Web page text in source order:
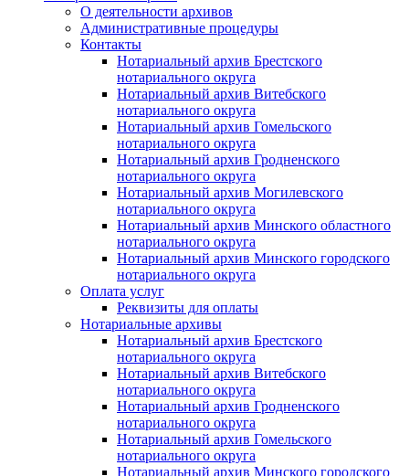
О деятельности архивов
Административные процедуры
Контакты
Нотариальный архив Брестского
нотариального округа
Нотариальный архив Витебского
нотариального округа
Нотариальный архив Гомельского
нотариального округа
Нотариальный архив Гродненского
нотариального округа
Нотариальный архив Могилевского
нотариального округа
Нотариальный архив Минского областного
нотариального округа
Нотариальный архив Минского городского
нотариального округа
Оплата услуг
Реквизиты для оплаты
Нотариальные архивы
Нотариальный архив Брестского
нотариального округа
Нотариальный архив Витебского
нотариального округа
Нотариальный архив Гродненского
нотариального округа
Нотариальный архив Гомельского
нотариального округа
Нотариальный архив Минского городского